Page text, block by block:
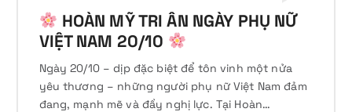
HOÀN MỸ TRI ÂN NGÀY PHỤ NỮ
VIỆT NAM 20/10
Ngày 20/10 – dịp đặc biệt để tôn vinh một nửa
yêu thương – những người phụ nữ Việt Nam đảm
đang, mạnh mẽ và đầy nghị lực. Tại Hoàn…